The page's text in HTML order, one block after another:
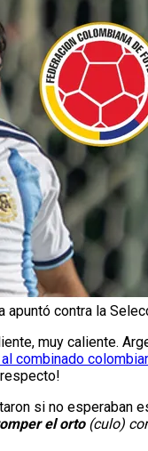
apuntó contra la
muy caliente.
combinado
si no esperaban
el orto(culo)